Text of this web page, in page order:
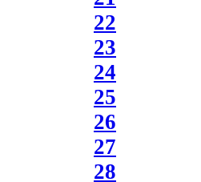
22
23
24
25
26
27
28